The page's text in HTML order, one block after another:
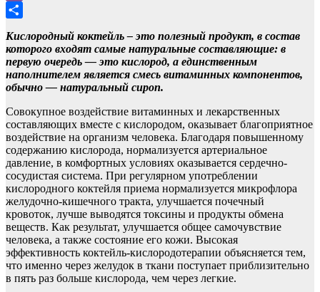
Viber
Кислородный коктейль – это полезный продукт, в состав
которого входят самые натуральные составляющие: в
первую очередь — это кислород, а единственным
наполнителем является смесь витаминных компонентов,
обычно — натуральный сироп.
Совокупное воздействие витаминных и лекарственных
составляющих вместе с кислородом, оказывает благоприятное
воздействие на организм человека. Благодаря повышенному
содержанию кислорода, нормализуется артериальное
давление, в комфортных условиях оказывается сердечно-
сосудистая система. При регулярном употреблении
кислородного коктейля приема нормализуется микрофлора
желудочно-кишечного тракта, улучшается почечный
кровоток, лучше выводятся токсины и продукты обмена
веществ. Как результат, улучшается общее самочувствие
человека, а также состояние его кожи. Высокая
эффективность коктейль-кислородотерапии объясняется тем,
что именно через желудок в ткани поступает приблизительно
в пять раз больше кислорода, чем через легкие.